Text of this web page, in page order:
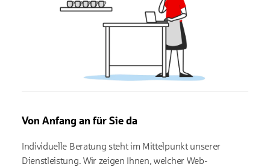
Von Anfang an für Sie da
Individuelle Beratung steht im Mittelpunkt unserer
Dienstleistung. Wir zeigen Ihnen, welcher Web-